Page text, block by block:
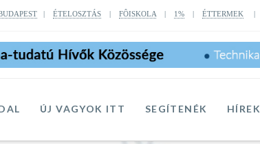
| ÉTELOSZTÁS| FÔISKOLA| 1%| ÉTTERMEK |
ÚJ VAGYOK ITT SEGÍTENÉK HÍREK